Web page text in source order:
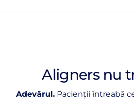
Aligners nu
Adevărul.Pacienții întreabă